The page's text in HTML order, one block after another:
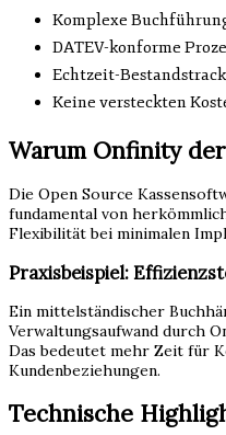
Komplexe
DATEV-konforme
Echtzeit-
Keine versteckten
Warum Onfinity
Die Open Source
fundamental von
Flexibilität bei minimalen
Praxisbeispiel:
Ein mittelständischer
Verwaltungsaufwand durch
Das bedeutet mehr Zeit für
Kundenbeziehungen.
Technische